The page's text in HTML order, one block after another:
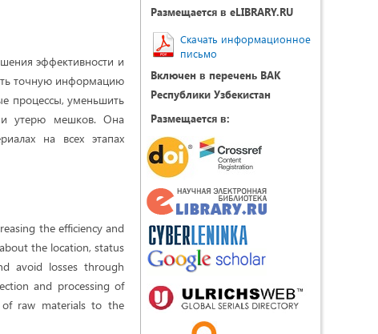
эффективности и
точную информацию
процессы, уменьшить
и утерю мешков. Она
на всех этапах
the efficiency and
the location, status
avoid losses through
and processing of
raw materials to the
Размещается в eLIBRARY.RU
Скачать информационное
письмо
Включен в перечень ВАК
Республики Узбекистан
Размещается в: